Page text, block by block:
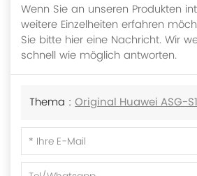
Wenn Sie an unseren Produkten
weitere Einzelheiten erfahren
Sie bitte hier eine Nachricht. Wir
schnell wie möglich antworten.
Thema : Original Huawei ASG-